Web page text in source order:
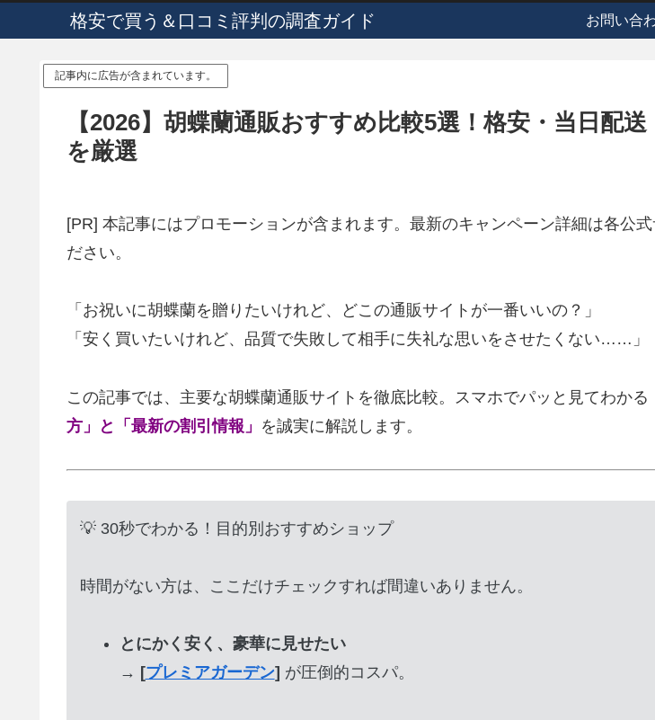
格安で買う＆口コミ評判の調査ガイド お問い合
記事内に広告が含まれています。
【2026】胡蝶蘭通販おすすめ比較5選！格安・当日配
を厳選
[PR] 本記事にはプロモーションが含まれます。最新のキャンペーン詳細は各公式
ださい。
「お祝いに胡蝶蘭を贈りたいけれど、どこの通販サイトが一番いいの？」
「安く買いたいけれど、品質で失敗して相手に失礼な思いをさせたくない……」
この記事では、主要な胡蝶蘭通販サイトを徹底比較。スマホでパッと見てわかる
方」と「最新の割引情報」 を誠実に解説します。
💡 30秒でわかる！目的別おすすめショップ
時間がない方は、ここだけチェックすれば間違いありません。
とにかく安く、豪華に見せたい
→ [プレミアガーデン] が圧倒的コスパ。